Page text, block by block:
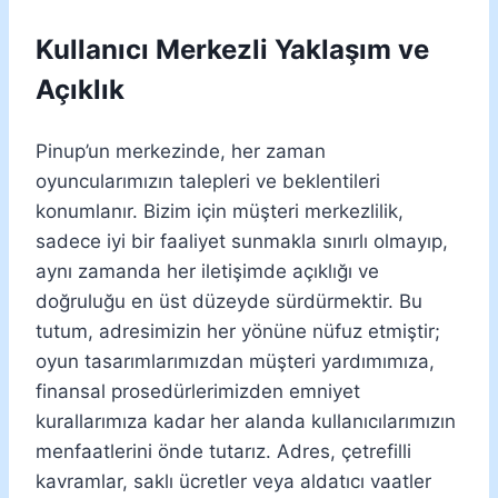
Kullanıcı Merkezli Yaklaşım ve
Açıklık
Pinup’un merkezinde, her zaman
oyuncularımızın talepleri ve beklentileri
konumlanır. Bizim için müşteri merkezlilik,
sadece iyi bir faaliyet sunmakla sınırlı olmayıp,
aynı zamanda her iletişimde açıklığı ve
doğruluğu en üst düzeyde sürdürmektir. Bu
tutum, adresimizin her yönüne nüfuz etmiştir;
oyun tasarımlarımızdan müşteri yardımımıza,
finansal prosedürlerimizden emniyet
kurallarımıza kadar her alanda kullanıcılarımızın
menfaatlerini önde tutarız. Adres, çetrefilli
kavramlar, saklı ücretler veya aldatıcı vaatler